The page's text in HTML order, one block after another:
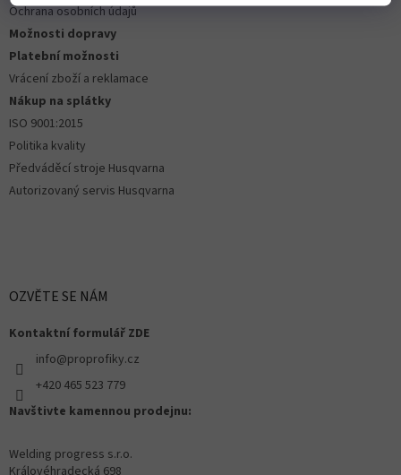
Ochrana osobních údajů
Možnosti dopravy
Platební možnosti
Vrácení zboží a reklamace
Nákup na splátky
ISO 9001:2015
Politika kvality
Předváděcí stroje Husqvarna
Autorizovaný servis Husqvarna
OZVĚTE SE NÁM
Kontaktní formulář ZDE
info@proprofiky.cz
+420 465 523 779
Navštivte kamennou prodejnu:
Welding progress s.r.o.